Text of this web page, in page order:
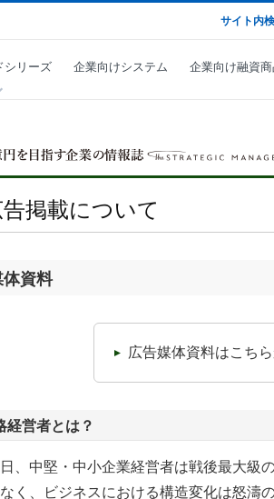
サイト内
シリーズ 企業向けシステム 企業向け融資商
告掲載について
体資料
広告媒体資料はこち
経営者とは？
、中堅・中小企業経営者は戦後最大級
なく、ビジネスにおける構造変化は怒濤